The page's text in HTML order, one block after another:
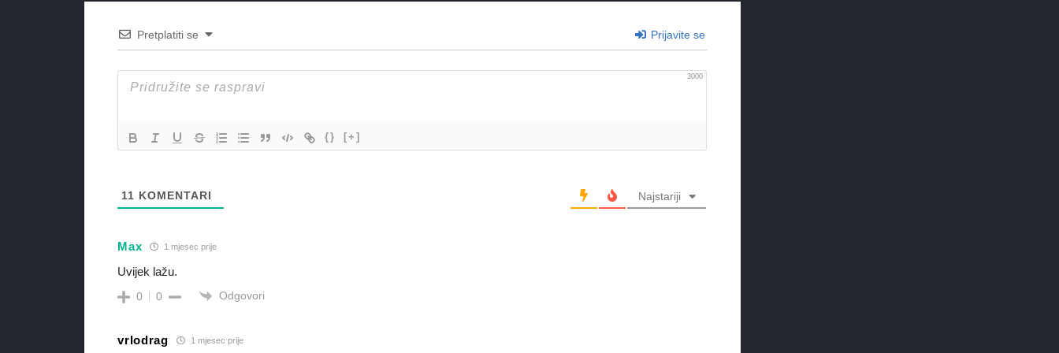
Pretplatiti se Prijavite se
3000
{} [+]
11 KOMENTARI Najstariji
Max 1 mjesec prije
Uvijek lažu.
0 0 Odgovori
vrlodrag 1 mjesec prije